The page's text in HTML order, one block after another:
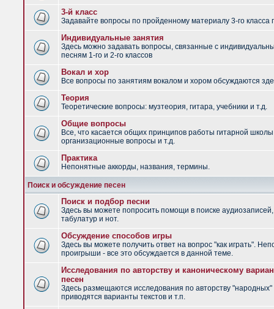
3-й класс
Задавайте вопросы по пройденному материалу 3-го класса
Индивидуальные занятия
Здесь можно задавать вопросы, связанные с
песням 1-го и 2-го классов
Вокал и хор
Все вопросы по занятиям вокалом и хором обсуждаются
Теория
Теоретические вопросы: музтеория, гитара, учебники и т.д.
Общие вопросы
Все, что касается общих принципов работы гитарной
организационные вопросы и т.д.
Практика
Непонятные аккорды, названия, термины.
Поиск и обсуждение песен
Поиск и подбор песни
Здесь вы можете попросить помощи в поиске аудиозаписей,
табулатур и нот.
Обсуждение способов игры
Здесь вы можете получить ответ на вопрос "как играть".
проигрыши - все это обсуждается в данной теме.
Исследования по авторству и каноническому
песен
Здесь размещаются исследования по авторству "народных"
приводятся варианты текстов и т.п.